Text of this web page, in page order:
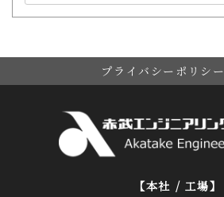
プライバシーポリシー
【本社 / 工場】